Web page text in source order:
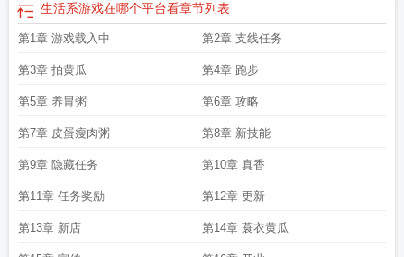
生活系游戏在哪个平台看章节列表
第1章 游戏载入中 第2章 支线任务
第3章 拍黄瓜 第4章 跑步
第5章 养胃粥 第6章 攻略
第7章 皮蛋瘦肉粥 第8章 新技能
第9章 隐藏任务 第10章 真香
第11章 任务奖励 第12章 更新
第13章 新店 第14章 蓑衣黄瓜